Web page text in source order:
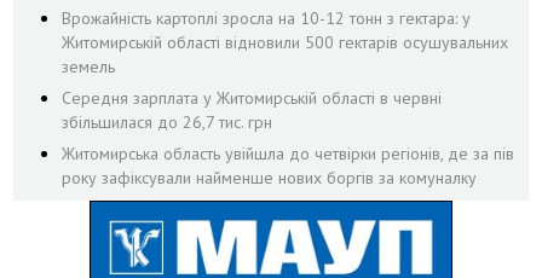
Врожайність картоплі зросла на 10-12 тонн з гектара: у
Житомирській області відновили 500 гектарів осушувальних
земель
Середня зарплата у Житомирській області в червні
збільшилася до 26,7 тис. грн
Житомирська область увійшла до четвірки регіонів, де за пів
року зафіксували найменше нових боргів за комуналку